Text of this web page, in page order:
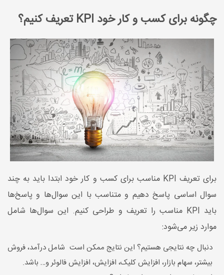
چگونه برای کسب و کار خود KPI تعریف کنیم؟
برای تعریف KPI مناسب برای کسب و کار خود ابتدا باید به چند
سوال اساسی پاسخ دهیم و متناسب با این سوا‌ل‌ها و پاسخ‌ها
باید KPI مناسب را تعریف و طراحی کنیم. این سوال‌ها شامل
موارد زیر می‌شود:
دنبال چه نتایجی هستیم؟ این نتایج ممکن است شامل درآمد، فروش
بیشتر، سهام بازار، افزایش کلیک، افزایش، افزایش فالوئر و… باشد.